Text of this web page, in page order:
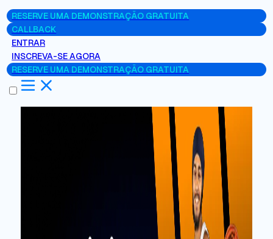
RESERVE UMA DEMONSTRAÇÃO GRATUITA
CALLBACK
ENTRAR
INSCREVA-SE AGORA
RESERVE UMA DEMONSTRAÇÃO GRATUITA